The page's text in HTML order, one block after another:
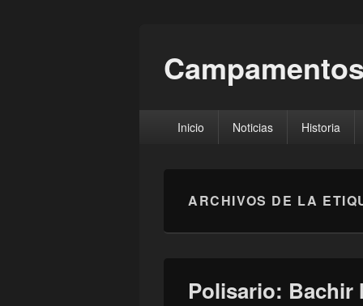
principalInicio Noticias Historia
ARCHIVOS DE LA
Polisario: Bachir